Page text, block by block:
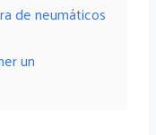
de neumáticos
un